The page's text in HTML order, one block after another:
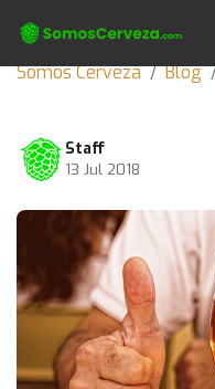
Somos Cerveza Blog
Staff
13 Jul 2018